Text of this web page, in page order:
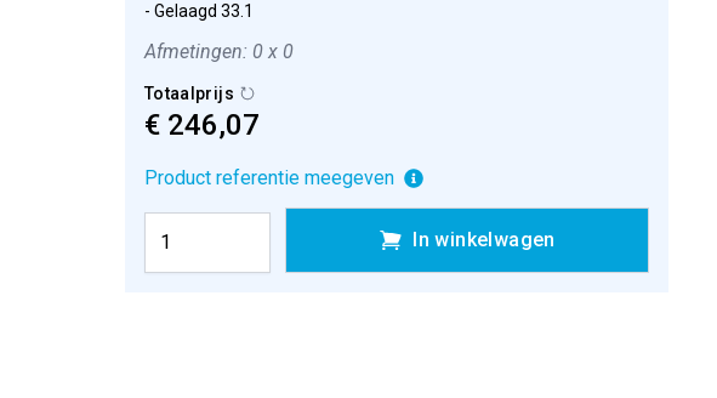
- Gelaagd 33.1
Afmetingen: 0 x 0
Totaalprijs
€ 246,07
Product referentie meegeven
In winkelwagen